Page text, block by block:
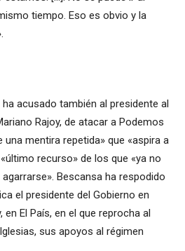
tiempo. Eso es obvio y la
acusado también al presidente al
Rajoy, de atacar a Podemos
mentira repetida» que «aspira a
recurso» de los que «ya no
Bescansa ha respodido
el presidente del Gobierno en
El País, en el que reprocha al
sus apoyos al régimen